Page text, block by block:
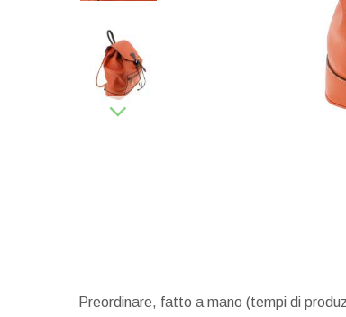
Preordinare, fatto a mano (tempi di